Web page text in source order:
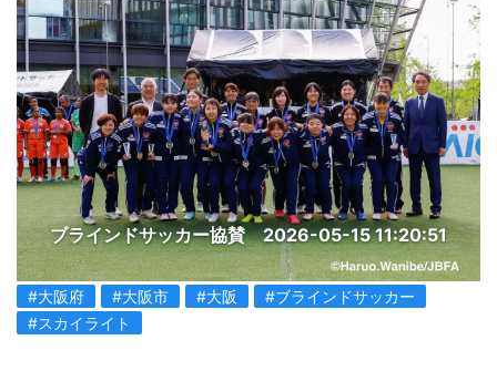
ブラインドサッカー協賛 2026-05-15 11:20:51
#大阪府 #大阪市 #大阪
#ブラインドサッカー
#スカイライト